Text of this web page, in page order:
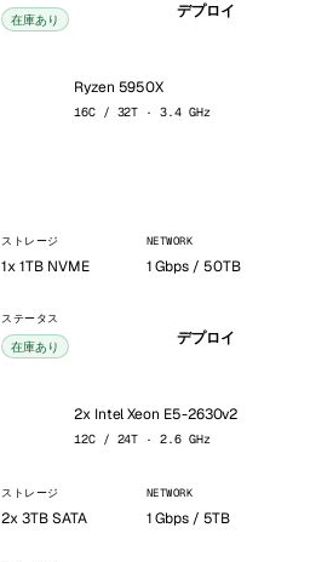
在庫あり デプロイ
Ryzen 5950X
16C / 32T · 3.4 GHz
ストレージ
1x 1TB NVME
NETWORK
1 Gbps / 50TB
ステータス
在庫あり デプロイ
2x Intel Xeon E5-2630v2
12C / 24T · 2.6 GHz
ストレージ
2x 3TB SATA
NETWORK
1 Gbps / 5TB